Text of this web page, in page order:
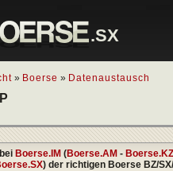
.SX
» Boerse » Datenaustausch
Boerse.IM (Boerse.AM - Boerse.KZ
) der richtigen Boerse BZ/